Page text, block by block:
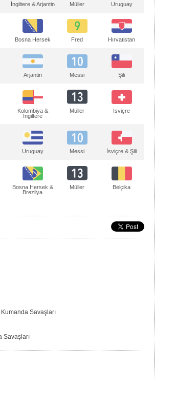
İngiltere & Arjantin Müller Uruguay
Bosna Hersek Fred Hırvatistan
Arjantin Messi Şili
Kolombiya &
İngiltere
Müller İsviçre
Uruguay Messi İsviçre & Şili
Bosna Hersek &
Brezilya
Müller Belçika
Savaşları
Savaşları